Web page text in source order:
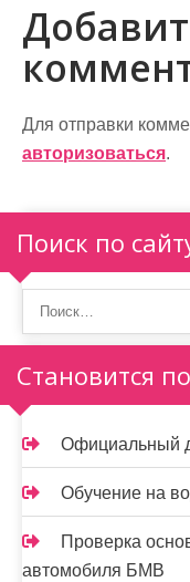
и
г
а
ц
я
п
о
з
а
п
и
с
я
Для отправки
авторизоваться.
Поиск по
Становится
Официальный
Обучение на
Проверка
автомобиля БМВ